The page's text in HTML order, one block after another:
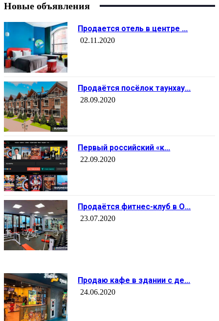
Новые объявления
Продается отель в центре ...
02.11.2020
Продаётся посёлок таунхау...
28.09.2020
Первый российский «к...
22.09.2020
Продаётся фитнес-клуб в О...
23.07.2020
Продаю кафе в здании с де...
24.06.2020